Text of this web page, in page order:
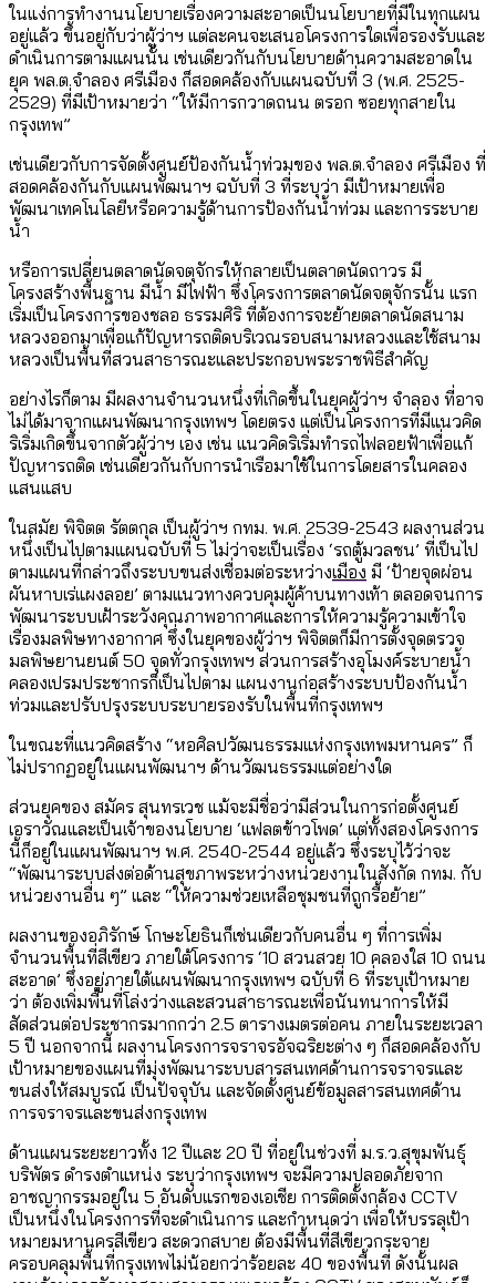
ในแง่การทำงานนโยบายเรื่องความสะอาดเป็นนโยบายที่มีในทุกแผน
อยู่แล้ว ขึ้นอยู่กับว่าผู้ว่าฯ แต่ละคนจะเสนอโครงการใดเพื่อรองรับและ
ดำเนินการตามแผนนั้น เช่นเดียวกันกับนโยบายด้านความสะอาดใน
ยุค พล.ต.จำลอง ศรีเมือง ก็สอดคล้องกับแผนฉบับที่ 3 (พ.ศ. 2525-
2529) ที่มีเป้าหมายว่า “ให้มีการกวาดถนน ตรอก ซอยทุกสายใน
กรุงเทพ”
เช่นเดียวกับการจัดตั้งศูนย์ป้องกันน้ำท่วมของ พล.ต.จำลอง ศรีเมือง ที่
สอดคล้องกันกับแผนพัฒนาฯ ฉบับที่ 3 ที่ระบุว่า มีเป้าหมายเพื่อ
พัฒนาเทคโนโลยีหรือความรู้ด้านการป้องกันน้ำท่วม และการระบาย
น้ำ
หรือการเปลี่ยนตลาดนัดจตุจักรให้กลายเป็นตลาดนัดถาวร มี
โครงสร้างพื้นฐาน มีน้ำ มีไฟฟ้า ซึ่งโครงการตลาดนัดจตุจักรนั้น แรก
เริ่มเป็นโครงการของชลอ ธรรมศิริ ที่ต้องการจะย้ายตลาดนัดสนาม
หลวงออกมาเพื่อแก้ปัญหารถติดบริเวณรอบสนามหลวงและใช้สนาม
หลวงเป็นพื้นที่สวนสาธารณะและประกอบพระราชพิธีสำคัญ
อย่างไรก็ตาม มีผลงานจำนวนหนึ่งที่เกิดขึ้นในยุคผู้ว่าฯ จำลอง ที่อาจ
ไม่ได้มาจากแผนพัฒนากรุงเทพฯ โดยตรง แต่เป็นโครงการที่มีแนวคิด
ริเริ่มเกิดขึ้นจากตัวผู้ว่าฯ เอง เช่น แนวคิดริเริ่มทำรถไฟลอยฟ้าเพื่อแก้
ปัญหารถติด เช่นเดียวกันกับการนำเรือมาใช้ในการโดยสารในคลอง
แสนแสบ
ในสมัย พิจิตต รัตตกุล เป็นผู้ว่าฯ กทม. พ.ศ. 2539-2543 ผลงานส่วน
หนึ่งเป็นไปตามแผนฉบับที่ 5 ไม่ว่าจะเป็นเรื่อง ‘รถตู้มวลชน’ ที่เป็นไป
ตามแผนที่กล่าวถึงระบบขนส่งเชื่อมต่อระหว่างเมือง มี ‘ป้ายจุดผ่อน
ผันหาบเร่แผงลอย’ ตามแนวทางควบคุมผู้ค้าบนทางเท้า ตลอดจนการ
พัฒนาระบบเฝ้าระวังคุณภาพอากาศและการให้ความรู้ความเข้าใจ
เรื่องมลพิษทางอากาศ ซึ่งในยุคของผู้ว่าฯ พิจิตตก็มีการตั้งจุดตรวจ
มลพิษยานยนต์ 50 จุดทั่วกรุงเทพฯ ส่วนการสร้างอุโมงค์ระบายน้ำ
คลองเปรมประชากรก็เป็นไปตาม แผนงานก่อสร้างระบบป้องกันน้ำ
ท่วมและปรับปรุงระบบระบายรองรับในพื้นที่กรุงเทพฯ
ในขณะที่แนวคิดสร้าง “หอศิลปวัฒนธรรมแห่งกรุงเทพมหานคร” ก็
ไม่ปรากฏอยู่ในแผนพัฒนาฯ ด้านวัฒนธรรมแต่อย่างใด
ส่วนยุคของ สมัคร สุนทรเวช แม้จะมีชื่อว่ามีส่วนในการก่อตั้งศูนย์
เอราวัณและเป็นเจ้าของนโยบาย ‘แฟลตข้าวโพด’ แต่ทั้งสองโครงการ
นี้ก็อยู่ในแผนพัฒนาฯ พ.ศ. 2540-2544 อยู่แล้ว ซึ่งระบุไว้ว่าจะ
“พัฒนาระบบส่งต่อด้านสุขภาพระหว่างหน่วยงานในสังกัด กทม. กับ
หน่วยงานอื่น ๆ” และ “ให้ความช่วยเหลือชุมชนที่ถูกรื้อย้าย”
ผลงานของอภิรักษ์ โกษะโยธินก็เช่นเดียวกับคนอื่น ๆ ที่การเพิ่ม
จำนวนพื้นที่สีเขียว ภายใต้โครงการ ‘10 สวนสวย 10 คลองใส 10 ถนน
สะอาด’ ซึ่งอยู่ภายใต้แผนพัฒนากรุงเทพฯ ฉบับที่ 6 ที่ระบุเป้าหมาย
ว่า ต้องเพิ่มพื้นที่โล่งว่างและสวนสาธารณะเพื่อนันทนาการให้มี
สัดส่วนต่อประชากรมากกว่า 2.5 ตารางเมตรต่อคน ภายในระยะเวลา
5 ปี นอกจากนี้ ผลงานโครงการจราจรอัจฉริยะต่าง ๆ ก็สอดคล้องกับ
เป้าหมายของแผนที่มุ่งพัฒนาระบบสารสนเทศด้านการจราจรและ
ขนส่งให้สมบูรณ์ เป็นปัจจุบัน และจัดตั้งศูนย์ข้อมูลสารสนเทศด้าน
การจราจรและขนส่งกรุงเทพ
ด้านแผนระยะยาวทั้ง 12 ปีและ 20 ปี ที่อยู่ในช่วงที่ ม.ร.ว.สุขุมพันธุ์
บริพัตร ดำรงตำแหน่ง ระบุว่ากรุงเทพฯ จะมีความปลอดภัยจาก
อาชญากรรมอยู่ใน 5 อันดับแรกของเอเชีย การติดตั้งกล้อง CCTV
เป็นหนึ่งในโครงการที่จะดำเนินการ และกำหนดว่า เพื่อให้บรรลุเป้า
หมายมหานครสีเขียว สะดวกสบาย ต้องมีพื้นที่สีเขียวกระจาย
ครอบคลุมพื้นที่กรุงเทพไม่น้อยกว่าร้อยละ 40 ของพื้นที่ ดังนั้นผล